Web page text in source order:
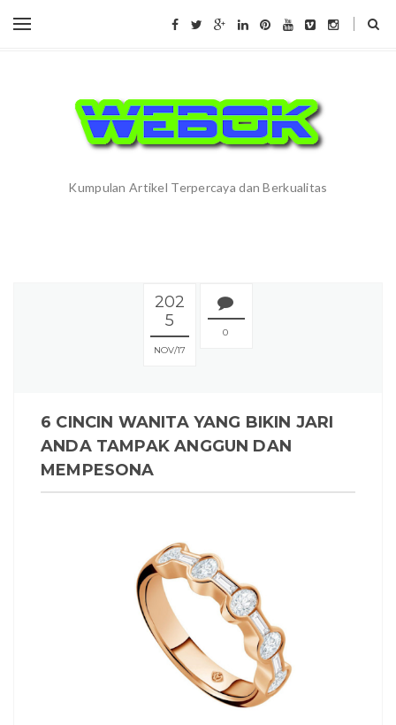
Kumpulan Artikel Terpercaya dan Berkualitas
202
5
NOV 17
0
6 CINCIN WANITA YANG BIKIN JARI
ANDA TAMPAK ANGGUN DAN
MEMPESONA